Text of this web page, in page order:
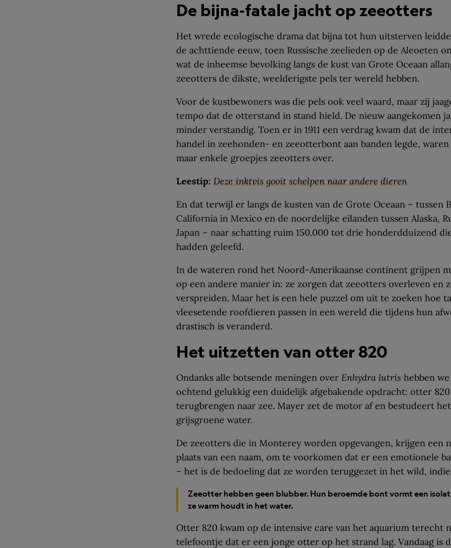
De bijna-fatale jacht op zeeotters
Het wrede ecologische drama dat bijna tot hun uitsterven
de achttiende eeuw, toen Russische zeelieden op de Aleoeten
wat de inheemse bevolking langs de kust van Grote Oceaan
zeeotters de dikste, weelderigste pels ter wereld hebben.
Voor de kustbewoners was die pels ook veel waard, maar zij
tempo dat de otterstand in stand hield. De nieuw aangekomen
minder verstandig. Toen er in 1911 een verdrag kwam dat de
handel in zee­honden- en zeeotterbont aan banden legde,
maar enkele groepjes zeeotters over.
Leestip: Deze inktvis gooit schelpen naar andere dieren
En dat terwijl er langs de kusten van de Grote Oceaan – tussen
California in Mexico en de noordelijke eilanden tussen Alaska,
Japan – naar schatting ruim 150.000 tot drie­ honderdduizend
hadden geleefd.
In de wateren rond het Noord-Amerikaanse continent grijpen
op een andere manier in: ze zorgen dat zeeotters over­leven en
verspreiden. Maar het is een hele puzzel om uit te zoeken hoe
vleesetende roof­dieren passen in een wereld die tijdens hun
drastisch is veranderd.
Het uitzetten van otter 820
Ondanks alle botsende meningen over Enhydra lutris hebben
ochtend gelukkig een duidelijk afgebakende opdracht: otter
terugbrengen naar zee. Mayer zet de motor af en bestudeert het
grijsgroene water.
De zeeotters die in Monterey worden opgevangen, krijgen een
plaats van een naam, om te voor­komen dat er een emotionele
– het is de bedoeling dat ze worden teruggezet in het wild,
Zeeotter hebben geen blubber. Hun beroemde bont vormt een
ze warm houdt in het water.
Otter 820 kwam op de intensive care van het aquarium terecht
telefoontje dat er een jonge otter op het strand lag. ­Vandaag is